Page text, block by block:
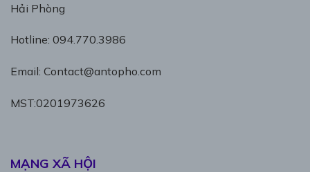
Hải Phòng
Hotline: 094.770.3986
Email: Contact@antopho.com
MST:0201973626
MẠNG XÃ HỘI